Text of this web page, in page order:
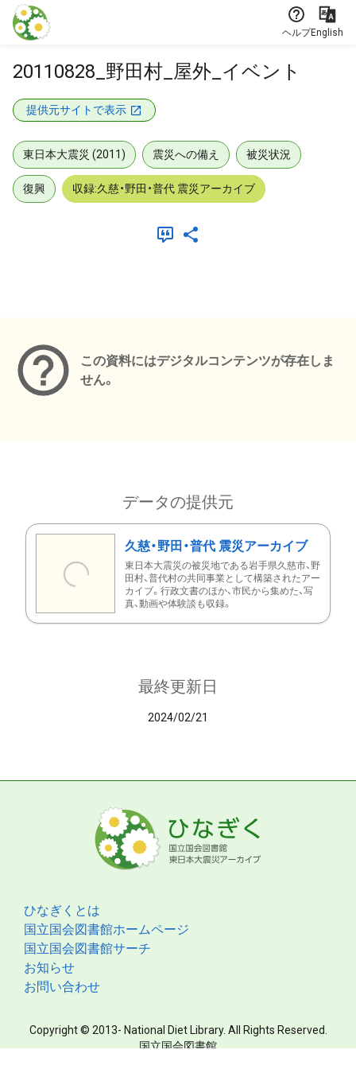
本文に飛ぶ
ヘルプEnglish
20110828_野田村_屋外_イベント
提供元サイトで表示
東日本大震災 (2011) 震災への備え 被災状況
復興 収録:久慈・野田・普代 震災アーカイブ
この資料にはデジタルコンテンツが存在しま
せん。
データの提供元
久慈・野田・普代 震災アーカイブ
東日本大震災の被災地である岩手県久慈市、野
田村、普代村の共同事業として構築されたアー
カイブ。行政文書のほか、市民から集めた、写
真、動画や体験談も収録。
最終更新日
2024/02/21
ひなぎくとは
国立国会図書館ホームページ
国立国会図書館サーチ
お知らせ
お問い合わせ
Copyright © 2013- National Diet Library. All Rights Reserved.